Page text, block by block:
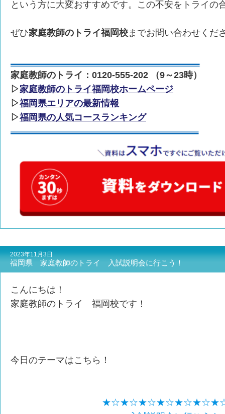
という方に大変おすすめです。この不安をトライの
ぜひ家庭教師のトライ福岡校までお問い合わせくだ
家庭教師のトライ：0120-555-202 （9～23時）
▷家庭教師のトライ福岡校ホームページ
▷福岡県エリアの最新情報
▷福岡県の人気コースランキング
2023年11月3日
福岡県 家庭教師のトライ 入試説明会に行こう！
こんにちは！
家庭教師のトライ 福岡校です！
今日のテーマはこちら！